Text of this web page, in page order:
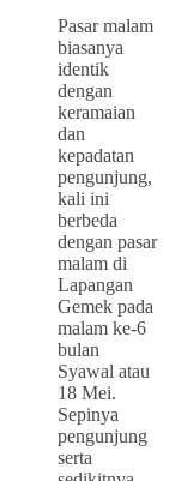
Pasar malam
biasanya
identik
dengan
keramaian
dan
kepadatan
pengunjung,
kali ini
berbeda
dengan pasar
malam di
Lapangan
Gemek pada
malam ke-6
bulan
Syawal atau
18 Mei.
Sepinya
pengunjung
serta